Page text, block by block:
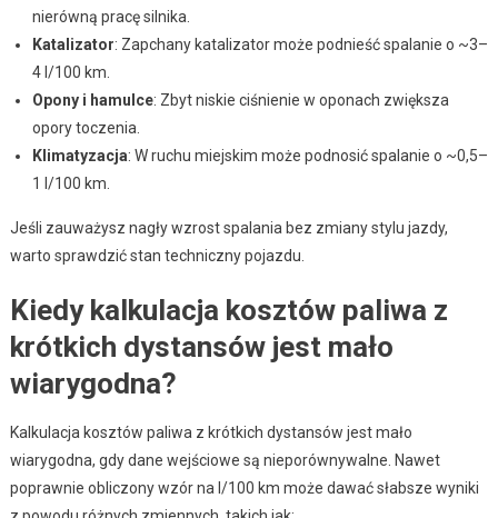
nierówną pracę silnika.
Katalizator: Zapchany katalizator może podnieść spalanie o ~3–
4 l/100 km.
Opony i hamulce: Zbyt niskie ciśnienie w oponach zwiększa
opory toczenia.
Klimatyzacja: W ruchu miejskim może podnosić spalanie o ~0,5–
1 l/100 km.
Jeśli zauważysz nagły wzrost spalania bez zmiany stylu jazdy,
warto sprawdzić stan techniczny pojazdu.
Kiedy kalkulacja kosztów paliwa z
krótkich dystansów jest mało
wiarygodna?
Kalkulacja kosztów paliwa z krótkich dystansów jest mało
wiarygodna, gdy dane wejściowe są nieporównywalne. Nawet
poprawnie obliczony wzór na l/100 km może dawać słabsze wyniki